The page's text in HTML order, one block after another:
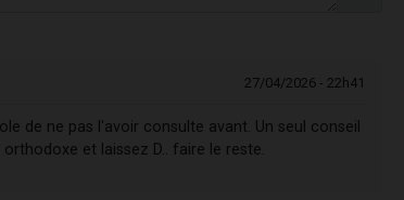
27/04/2026 - 22h41
de ne pas l'avoir consulte avant. Un seul conseil
et laissez D.. faire le reste.